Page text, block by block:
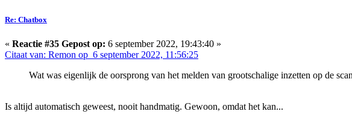
Re: Chatbox
« Reactie #35 Gepost op: 6 september 2022, 19:43:40 »
Citaat van: Remon op 6 september 2022, 11:56:25
Wat was eigenlijk de oorsprong van het melden van grootschalige inzetten op de
Is altijd automatisch geweest, nooit handmatig. Gewoon, omdat het kan...